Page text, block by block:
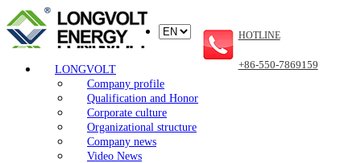
LONGVOLT
Company profile
Qualification and Honor
Corporate culture
Organizational structure
Company news
Video News
HOTLINE
+86-550-7869159